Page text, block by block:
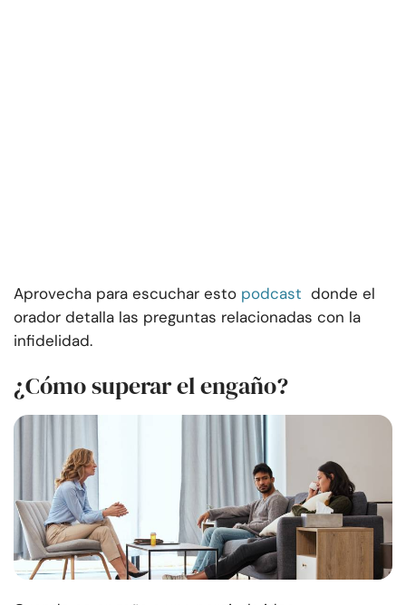
Aprovecha para escuchar esto podcast donde el
orador detalla las preguntas relacionadas con la
infidelidad.
¿Cómo superar el engaño?